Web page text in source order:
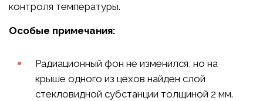
контроля температуры.
Особые примечания:
Радиационный фон не изменился, но на
крыше одного из цехов найден слой
стекловидной субстанции толщиной 2 мм.